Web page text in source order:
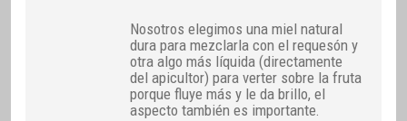
Nosotros elegimos una miel natural
dura para mezclarla con el requesón y
otra algo más líquida (directamente
del apicultor) para verter sobre la fruta
porque fluye más y le da brillo, el
aspecto también es importante.